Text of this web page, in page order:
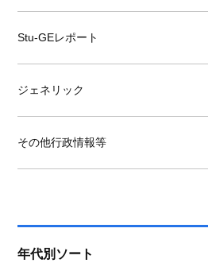
Stu-GEレポート
ジェネリック
その他行政情報等
年代別ソート